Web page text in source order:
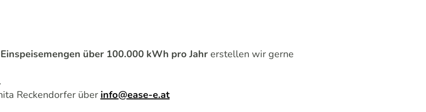
über 100.000 kWh pro Jahrerstellen wir gerne
Reckendorfer über info@ease-e.at